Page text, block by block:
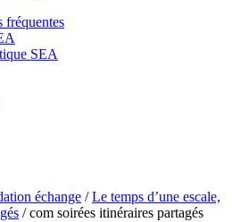
fréquentes
SEA
échange / Le temps d’une escale,
/ com soirées itinéraires partagés